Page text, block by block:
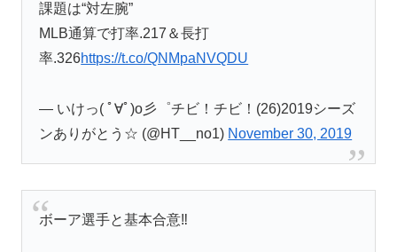
課題は“対左腕”
MLB通算で打率.217＆長打
率.326https://t.co/QNMpaNVQDU
— いけっ( ﾟ∀ﾟ)o彡゜チビ！チビ！(26)2019シーズ
ンありがとう☆ (@HT__no1) November 30, 2019
ボーア選手と基本合意‼️